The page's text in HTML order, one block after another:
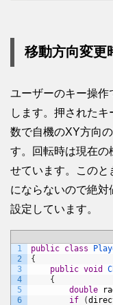
移動方向変更
ユーザーのキー操作
します。押された
数で自機のXY方向
す。回転時は現在の
せています。この
にならないので絶
設定しています。
1
2
3
4
5
6
public class
{
public void
{
double
if
(